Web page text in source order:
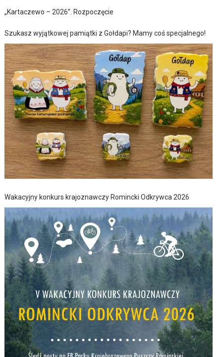
„Kartaczewo – 2026”. Rozpoczęcie
Szukasz wyjątkowej pamiątki z Gołdapi? Mamy coś specjalnego!
Wakacyjny konkurs krajoznawczy Romincki Odkrywca 2026